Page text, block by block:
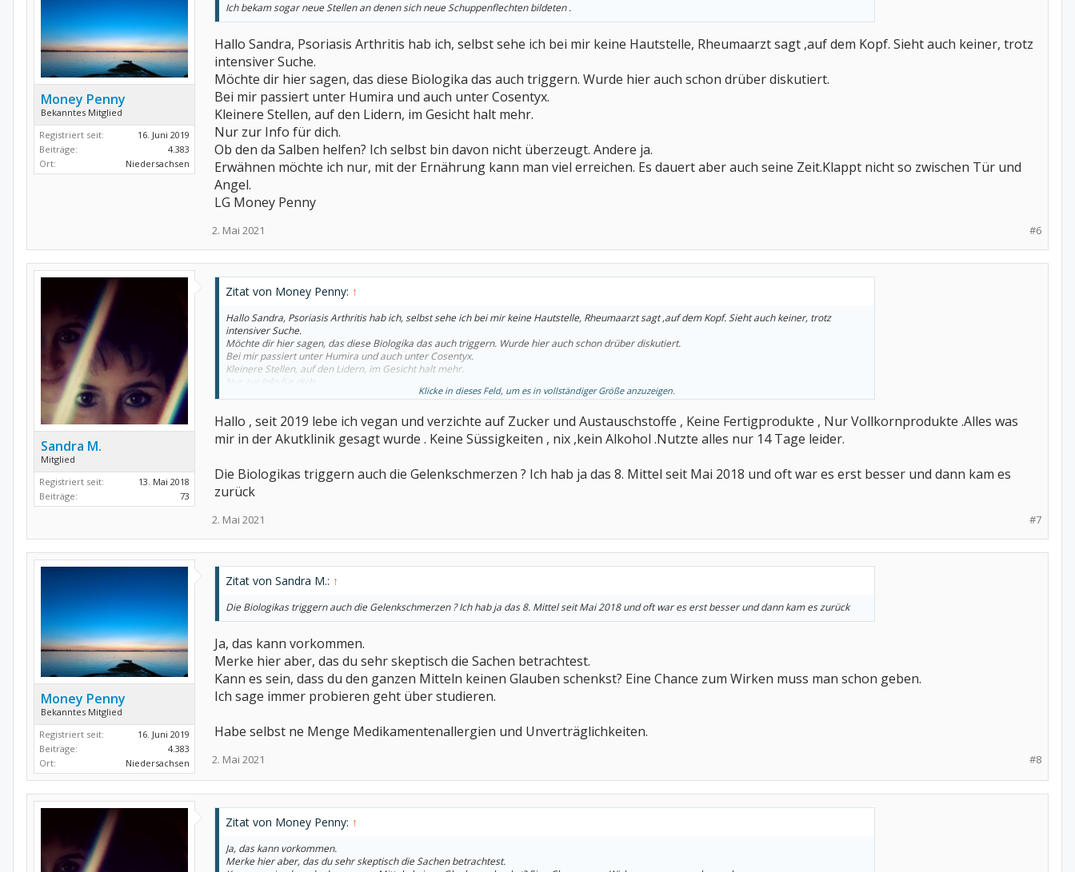
Money Penny
Bekanntes Mitglied
Registriert seit:
16. Juni 2019
Beiträge:
4.383
Ort:
Niedersachsen
Ich bekam sogar neue Stellen an denen sich neue Schuppenflechten bildeten .
Hallo Sandra, Psoriasis Arthritis hab ich, selbst sehe ich bei mir keine Hautstelle, Rheumaarzt sagt ,auf dem Kopf. Sieht auch keiner, trotz
intensiver Suche.
Möchte dir hier sagen, das diese Biologika das auch triggern. Wurde hier auch schon drüber diskutiert.
Bei mir passiert unter Humira und auch unter Cosentyx.
Kleinere Stellen, auf den Lidern, im Gesicht halt mehr.
Nur zur Info für dich.
Ob den da Salben helfen? Ich selbst bin davon nicht überzeugt. Andere ja.
Erwähnen möchte ich nur, mit der Ernährung kann man viel erreichen. Es dauert aber auch seine Zeit.Klappt nicht so zwischen Tür und
Angel.
LG Money Penny
#6
2. Mai 2021
Sandra M.
Mitglied
Registriert seit:
13. Mai 2018
Beiträge:
73
Zitat von Money Penny: ↑
Hallo Sandra, Psoriasis Arthritis hab ich, selbst sehe ich bei mir keine Hautstelle, Rheumaarzt sagt ,auf dem Kopf. Sieht auch keiner, trotz
intensiver Suche.
Möchte dir hier sagen, das diese Biologika das auch triggern. Wurde hier auch schon drüber diskutiert.
Bei mir passiert unter Humira und auch unter Cosentyx.
Kleinere Stellen, auf den Lidern, im Gesicht halt mehr.
Nur zur Info für dich.
Ob den da Salben helfen? Ich selbst bin davon nicht überzeugt. Andere ja.
LG Money Penny
Klicke in dieses Feld, um es in vollständiger Größe anzuzeigen.
Hallo , seit 2019 lebe ich vegan und verzichte auf Zucker und Austauschstoffe , Keine Fertigprodukte , Nur Vollkornprodukte .Alles was
mir in der Akutklinik gesagt wurde . Keine Süssigkeiten , nix ,kein Alkohol .Nutzte alles nur 14 Tage leider.
Die Biologikas triggern auch die Gelenkschmerzen ? Ich hab ja das 8. Mittel seit Mai 2018 und oft war es erst besser und dann kam es
zurück
#7
2. Mai 2021
Money Penny
Bekanntes Mitglied
Registriert seit:
16. Juni 2019
Beiträge:
4.383
Ort:
Niedersachsen
Zitat von Sandra M.: ↑
Die Biologikas triggern auch die Gelenkschmerzen ? Ich hab ja das 8. Mittel seit Mai 2018 und oft war es erst besser und dann kam es zurück
Ja, das kann vorkommen.
Merke hier aber, das du sehr skeptisch die Sachen betrachtest.
Kann es sein, dass du den ganzen Mitteln keinen Glauben schenkst? Eine Chance zum Wirken muss man schon geben.
Ich sage immer probieren geht über studieren.
Habe selbst ne Menge Medikamentenallergien und Unverträglichkeiten.
#8
2. Mai 2021
Zitat von Money Penny: ↑
Ja, das kann vorkommen.
Merke hier aber, das du sehr skeptisch die Sachen betrachtest.